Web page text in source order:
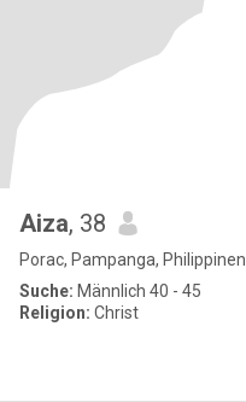
Aiza, 38
Porac, Pampanga, Philippinen
Suche: Männlich 40 - 45
Religion: Christ